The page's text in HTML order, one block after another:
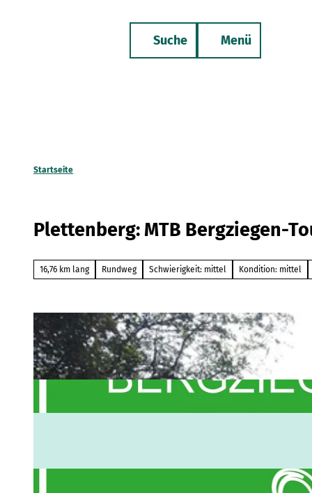
Suche Menü
Startseite
Plettenberg: MTB Bergziegen-
16,76 km lang Rundweg Schwierigkeit: mittel Kondition: mittel